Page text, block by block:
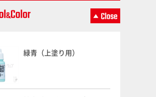
緑青（上塗り用）